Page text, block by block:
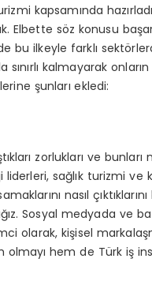
kapsamında
Elbette söz konusu
bu ilkeyle farklı
kalmayarak
şunları ekledi:
zorlukları ve bunları
sağlık turizmi
nasıl
Sosyal medyada ve
olarak, kişisel
hem de Türk iş